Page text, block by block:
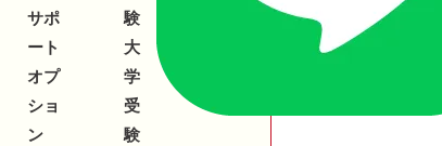
サポ
ート
オプ
ショ
ン
験
大
学
受
験